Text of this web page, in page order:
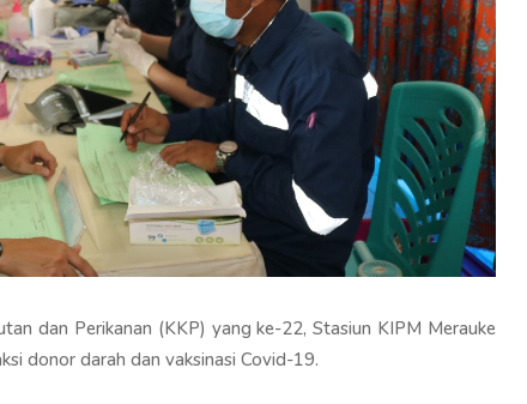
dan Perikanan (KKP) yang ke-22, Stasiun KIPM Merauke
donor darah dan vaksinasi Covid-19.